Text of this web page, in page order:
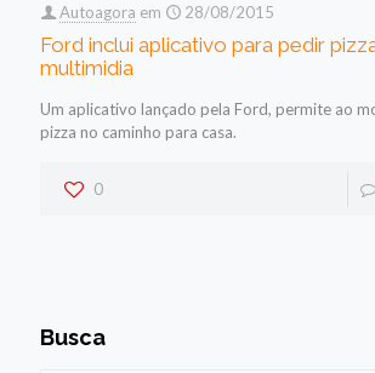
Autoagora em 28/08/2015
Ford inclui aplicativo para pedir
multimidia
Um aplicativo lançado pela Ford, permite ao
pizza no caminho para casa.
0
Busca